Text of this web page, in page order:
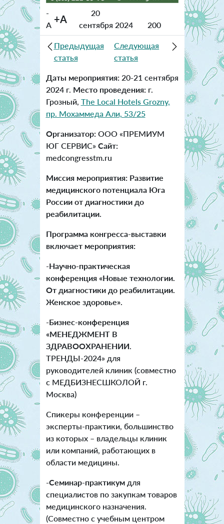
-
A +A
20
сентября 2024
200
Предыдущая
статья
Следующая
статья
Даты мероприятия: 20-21 сентября
2024 г. Место проведения:г.
Грозный, The Local Hotels Grozny,
пр. Мохаммеда Али, 53/25
Организатор:ООО «ПРЕМИУМ
ЮГ СЕРВИС» Сайт:
medcongresstm.ru
Миссия мероприятия:Развитие
медицинского потенциала Юга
России от диагностики до
реабилитации.
Программа конгресса-выставки
включает мероприятия:
-Научно-практическая
конференция «Новые технологии.
От диагностики до реабилитации.
Женское здоровье».
-Бизнес-конференция
«МЕНЕДЖМЕНТ В
ЗДРАВООХРАНЕНИИ.
ТРЕНДЫ-2024» для
руководителей клиник (совместно
с МЕДБИЗНЕСШКОЛОЙ г.
Москва)
Спикеры конференции –
эксперты-практики, большинство
из которых – владельцы клиник
или компаний, работающих в
области медицины.
-Семинар-практикум для
специалистов по закупкам товаров
медицинского назначения.
(Совместно с учебным центром